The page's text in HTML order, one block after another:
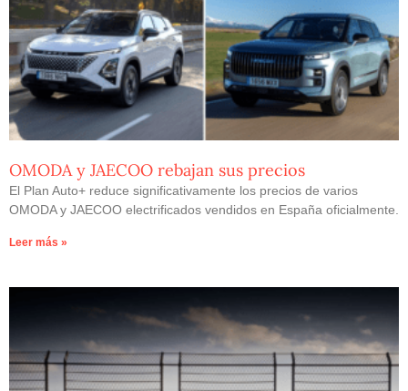
OMODA y JAECOO rebajan sus precios
El Plan Auto+ reduce significativamente los precios de varios
OMODA y JAECOO electrificados vendidos en España oficialmente.
Leer más »